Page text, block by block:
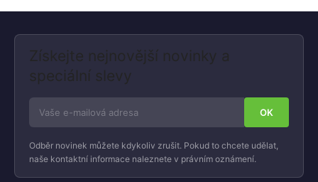
Získejte nejnovější novinky a
speciální slevy
Odběr novinek můžete kdykoliv zrušit. Pokud to chcete udělat,
naše kontaktní informace naleznete v právním oznámení.